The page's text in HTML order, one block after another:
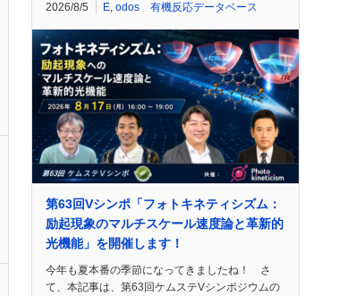
2026/8/5 E, odos 有機反応データベース
第63回Vシンポ「フォトキネティシズム：
励起現象のマルチスケール速度論と革新的
光機能」を開催します！
今年も夏本番の季節になってきましたね！ さ
て、本記事は、第63回ケムステVシンポジウムの